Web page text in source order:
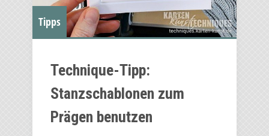
Tipps
Technique-Tipp:
Stanzschablonen zum
Prägen benutzen